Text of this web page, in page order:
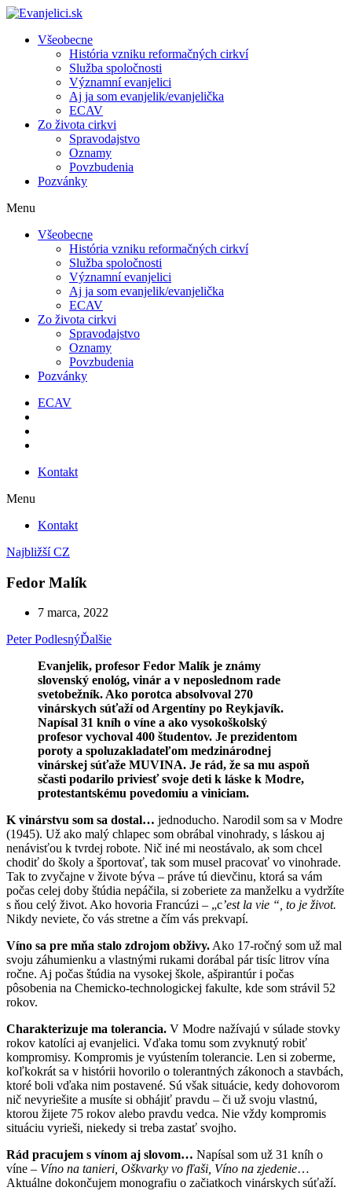
Všeobecne
História vzniku reformačných cirkví
Služba spoločnosti
Významní evanjelici
Aj ja som evanjelik/evanjelička
ECAV
Zo života cirkvi
Spravodajstvo
Oznamy
Povzbudenia
Pozvánky
Menu
Všeobecne
História vzniku reformačných cirkví
Služba spoločnosti
Významní evanjelici
Aj ja som evanjelik/evanjelička
ECAV
Zo života cirkvi
Spravodajstvo
Oznamy
Povzbudenia
Pozvánky
ECAV
Kontakt
Menu
Kontakt
Najbližší CZ
Fedor Malík
7 marca, 2022
Peter PodlesnýĎalšie
Evanjelik, profesor Fedor Malík je známy
slovenský enológ, vinár a v neposlednom rade
svetobežník. Ako porotca absolvoval 270
vinárskych súťaží od Argentíny po Reykjavík.
Napísal 31 kníh o víne a ako vysokoškolský
profesor vychoval 400 študentov. Je prezidentom
poroty a spoluzakladateľom medzinárodnej
vinárskej súťaže MUVINA. Je rád, že sa mu aspoň
sčasti podarilo priviesť svoje deti k láske k Modre,
protestantskému povedomiu a viniciam.
K vinárstvu som sa dostal… jednoducho. Narodil som sa v Modre
(1945). Už ako malý chlapec som obrábal vinohrady, s láskou aj
nenávisťou k tvrdej robote. Nič iné mi neostávalo, ak som chcel
chodiť do školy a športovať, tak som musel pracovať vo vinohrade.
Tak to zvyčajne v živote býva – práve tú dievčinu, ktorá sa vám
počas celej doby štúdia nepáčila, si zoberiete za manželku a vydržíte
s ňou celý život. Ako hovoria Francúzi – „c’est la vie “, to je život.
Nikdy neviete, čo vás stretne a čím vás prekvapí.
Víno sa pre mňa stalo zdrojom obživy.Ako 17-ročný som už mal
svoju záhumienku a vlastnými rukami dorábal pár tisíc litrov vína
ročne. Aj počas štúdia na vysokej škole, ašpirantúr i počas
pôsobenia na Chemicko-technologickej fakulte, kde som strávil 52
rokov.
Charakterizuje ma tolerancia. V Modre nažívajú v súlade stovky
rokov katolíci aj evanjelici. Vďaka tomu som zvyknutý robiť
kompromisy. Kompromis je vyústením tolerancie. Len si zoberme,
koľkokrát sa v histórii hovorilo o tolerantných zákonoch a stavbách,
ktoré boli vďaka nim postavené. Sú však situácie, kedy dohovorom
nič nevyriešite a musíte si obhájiť pravdu – či už svoju vlastnú,
ktorou žijete 75 rokov alebo pravdu vedca. Nie vždy kompromis
situáciu vyrieši, niekedy si treba zastať svojho.
Rád pracujem s vínom aj slovom… Napísal som už 31 kníh o
víne – Víno na tanieri, Oškvarky vo fľaši, Víno na zjedenie…
Aktuálne dokončujem monografiu o začiatkoch vinárskych súťaží.